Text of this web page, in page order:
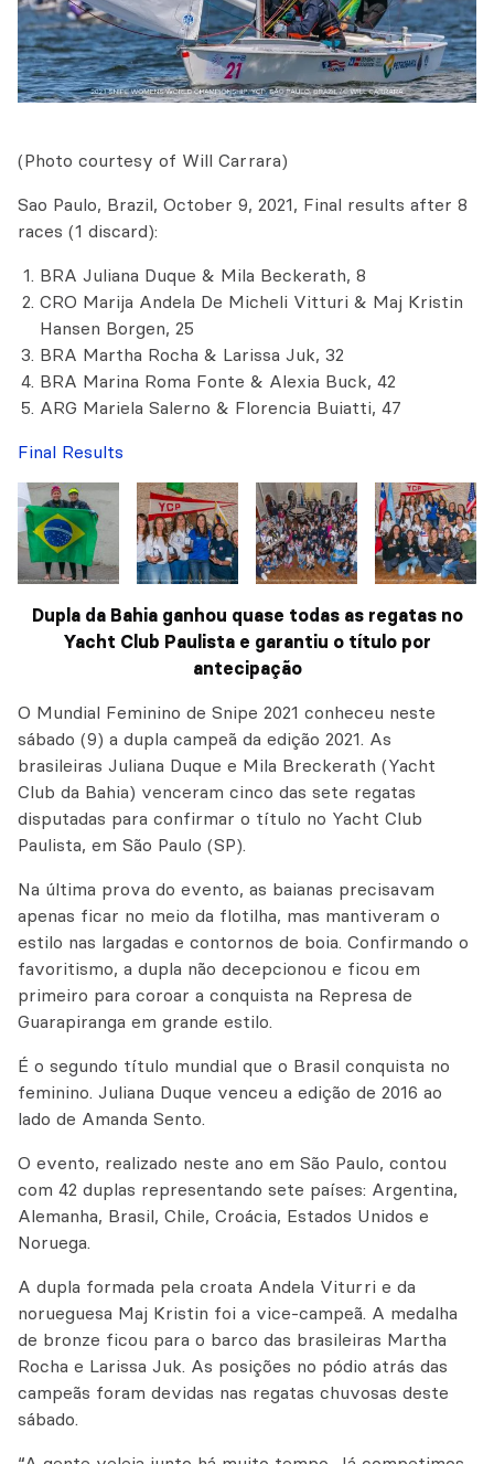
(Photo courtesy of Will Carrara)
Sao Paulo, Brazil, October 9, 2021, Final results after 8
races (1 discard):
BRA Juliana Duque & Mila Beckerath, 8
CRO Marija Andela De Micheli Vitturi & Maj Kristin
Hansen Borgen, 25
BRA Martha Rocha & Larissa Juk, 32
BRA Marina Roma Fonte & Alexia Buck, 42
ARG Mariela Salerno & Florencia Buiatti, 47
Final Results
Dupla da Bahia ganhou quase todas as regatas no
Yacht Club Paulista e garantiu o título por
antecipação
O Mundial Feminino de Snipe 2021 conheceu neste
sábado (9) a dupla campeã da edição 2021. As
brasileiras Juliana Duque e Mila Breckerath (Yacht
Club da Bahia) venceram cinco das sete regatas
disputadas para confirmar o título no Yacht Club
Paulista, em São Paulo (SP).
Na última prova do evento, as baianas precisavam
apenas ficar no meio da flotilha, mas mantiveram o
estilo nas largadas e contornos de boia. Confirmando o
favoritismo, a dupla não decepcionou e ficou em
primeiro para coroar a conquista na Represa de
Guarapiranga em grande estilo.
É o segundo título mundial que o Brasil conquista no
feminino. Juliana Duque venceu a edição de 2016 ao
lado de Amanda Sento.
O evento, realizado neste ano em São Paulo, contou
com 42 duplas representando sete países: Argentina,
Alemanha, Brasil, Chile, Croácia, Estados Unidos e
Noruega.
A dupla formada pela croata Andela Viturri e da
norueguesa Maj Kristin foi a vice-campeã. A medalha
de bronze ficou para o barco das brasileiras Martha
Rocha e Larissa Juk. As posições no pódio atrás das
campeãs foram devidas nas regatas chuvosas deste
sábado.